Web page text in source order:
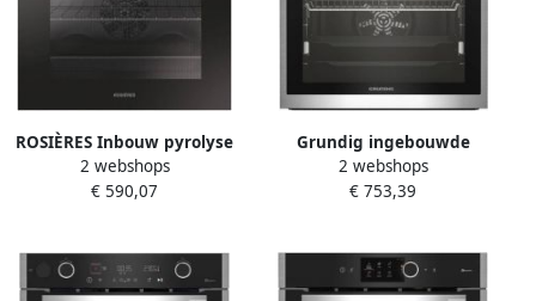
ROSIÈRES Inbouw pyrolyse
oven met pulswarmte
ROSIERES RFC3OP5579IN
2 webshops
€ 590,07
Grundig ingebouwde
pyrolyse oven
GEBM19400BPHI roestvrij
2 webshops
€ 753,39